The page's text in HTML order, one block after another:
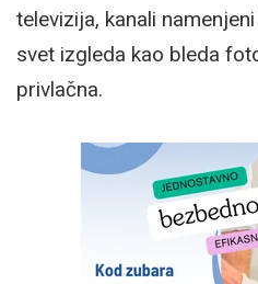
televizija, kanali
svet izgleda kao bleda
privlačna.